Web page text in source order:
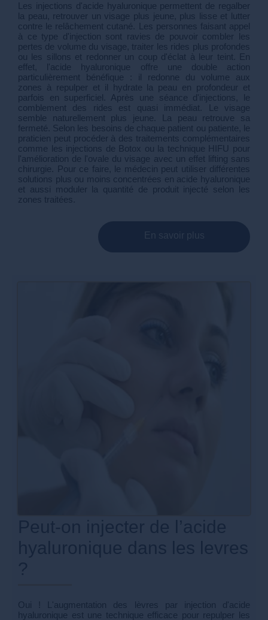
Les injections d'acide hyaluronique permettent de regalber
la peau, retrouver un visage plus jeune, plus lisse et lutter
contre le relâchement cutané. Les personnes faisant appel
à ce type d'injection sont ravies de pouvoir combler les
pertes de volume du visage, traiter les rides plus profondes
ou les sillons et redonner un coup d'éclat à leur teint. En
effet, l'acide hyaluronique offre une double action
particulièrement bénéfique : il redonne du volume aux
zones à repulper et il hydrate la peau en profondeur et
parfois en superficiel. Après une séance d'injections, le
comblement des rides est quasi immédiat. Le visage
semble naturellement plus jeune. La peau retrouve sa
fermeté. Selon les besoins de chaque patient ou patiente, le
praticien peut procéder à des traitements complémentaires
comme les injections de Botox ou la technique HIFU pour
l'amélioration de l'ovale du visage avec un effet lifting sans
chirurgie. Pour ce faire, le médecin peut utiliser différentes
solutions plus ou moins concentrées en acide hyaluronique
et aussi moduler la quantité de produit injecté selon les
zones traitées.
Oui ! L'augmentation des lèvres par injection d'acide
hyaluronique est une technique efficace pour repulper les